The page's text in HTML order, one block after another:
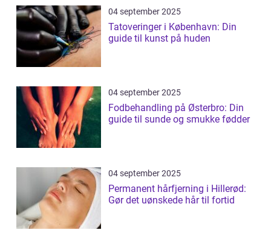
04 september 2025
Tatoveringer i København: Din
guide til kunst på huden
04 september 2025
Fodbehandling på Østerbro: Din
guide til sunde og smukke fødder
04 september 2025
Permanent hårfjerning i Hillerød:
Gør det uønskede hår til fortid